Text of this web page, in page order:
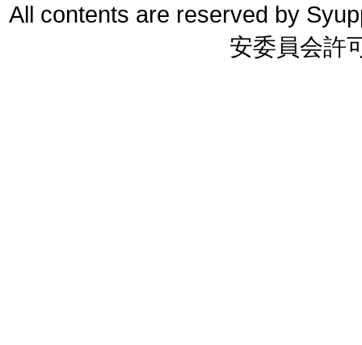
All contents are reserved by
安委員会許